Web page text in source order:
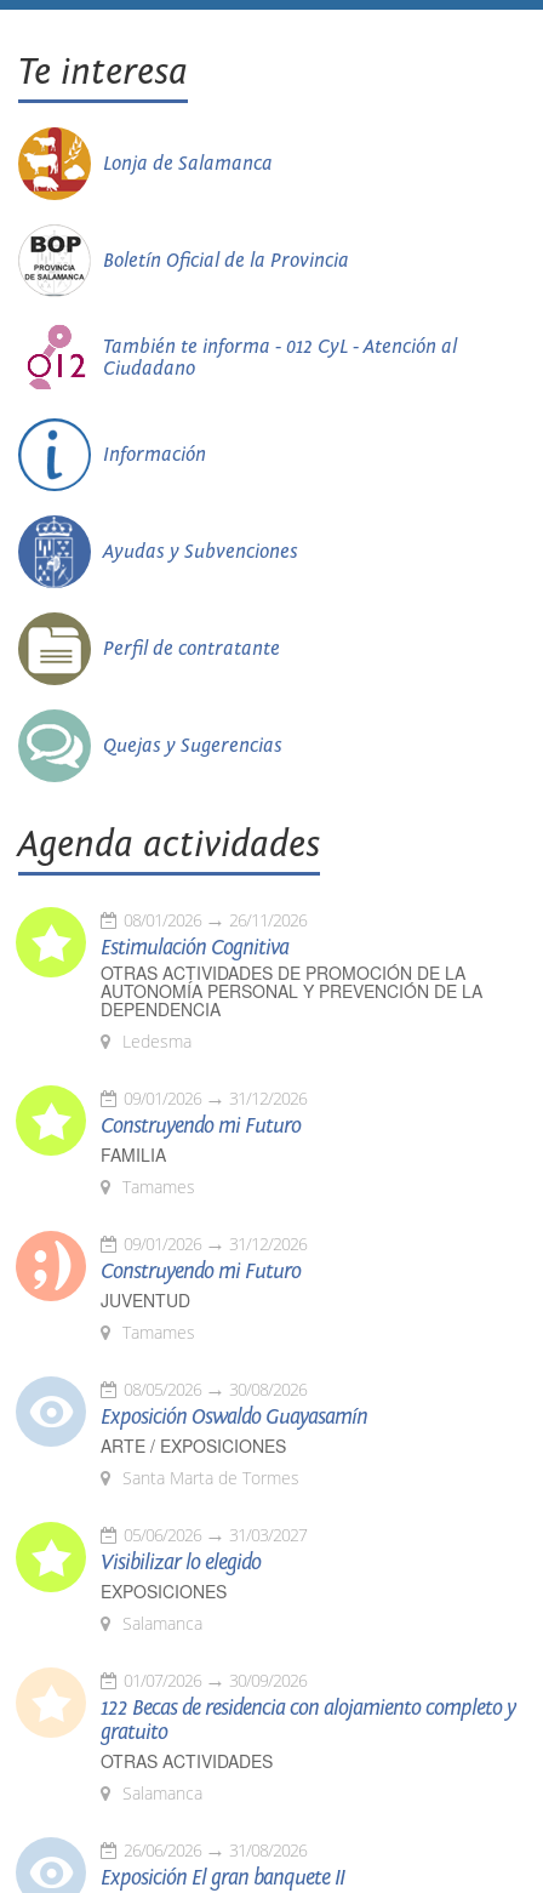
Te interesa
Lonja de Salamanca
Boletín Oficial de la Provincia
También te informa - 012 CyL - Atención al
Ciudadano
Información
Ayudas y Subvenciones
Perfil de contratante
Quejas y Sugerencias
Agenda actividades
08/01/2026 26/11/2026
Estimulación Cognitiva
OTRAS ACTIVIDADES DE PROMOCIÓN DE LA
AUTONOMÍA PERSONAL Y PREVENCIÓN DE LA
DEPENDENCIA
Ledesma
09/01/2026 31/12/2026
Construyendo mi Futuro
FAMILIA
Tamames
09/01/2026 31/12/2026
Construyendo mi Futuro
JUVENTUD
Tamames
08/05/2026 30/08/2026
Exposición Oswaldo Guayasamín
ARTE / EXPOSICIONES
Santa Marta de Tormes
05/06/2026 31/03/2027
Visibilizar lo elegido
EXPOSICIONES
Salamanca
01/07/2026 30/09/2026
122 Becas de residencia con alojamiento completo y
gratuito
OTRAS ACTIVIDADES
Salamanca
26/06/2026 31/08/2026
Exposición El gran banquete II